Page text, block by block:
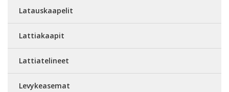
Latauskaapelit
Lattiakaapit
Lattiatelineet
Levykeasemat